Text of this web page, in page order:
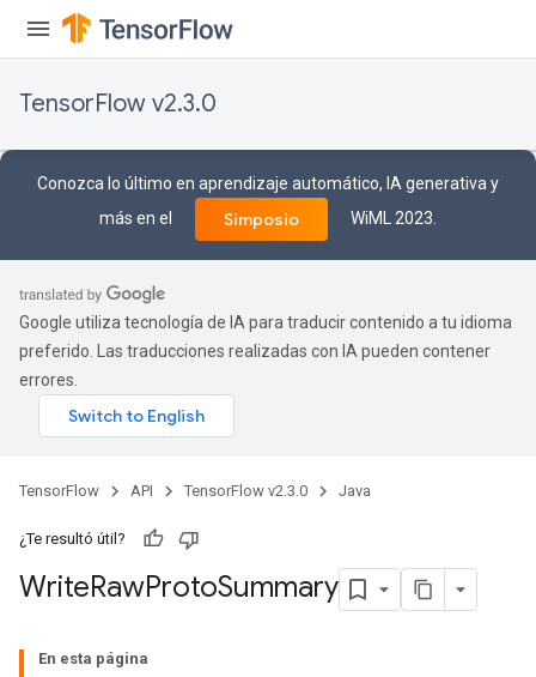
TensorFlow v2.3.0
Conozca lo último en aprendizaje automático, IA generativa y
más en el
Simposio WiML 2023.
Google utiliza tecnología de IA para traducir contenido a tu idioma
preferido. Las traducciones realizadas con IA pueden contener
errores.
TensorFlow API TensorFlow v2.3.0 Java
¿Te resultó útil?
WriteRawProtoSummary
En esta página